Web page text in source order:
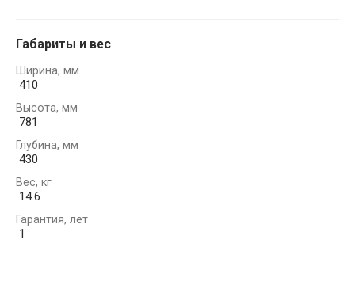
Габариты и вес
Ширина, мм
410
Высота, мм
781
Глубина, мм
430
Вес, кг
14.6
Гарантия, лет
1